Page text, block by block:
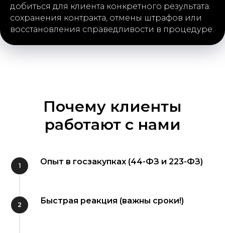
добиться для клиента конкретного результата:
сохранения контракта, отмены штрафов или
восстановления справедливости в процедуре.
Почему клиенты
работают с нами
Опыт в госзакупках (44-ФЗ и 223-ФЗ)
Быстрая реакция (важны сроки!)